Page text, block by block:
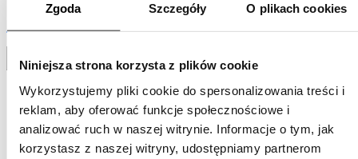
Zgoda Szczegóły O plikach cookies
Niniejsza strona korzysta z plików cookie
Wykorzystujemy pliki cookie do spersonalizowania treści i
reklam, aby oferować funkcje społecznościowe i
analizować ruch w naszej witrynie. Informacje o tym, jak
korzystasz z naszej witryny, udostępniamy partnerom
Binders
see more